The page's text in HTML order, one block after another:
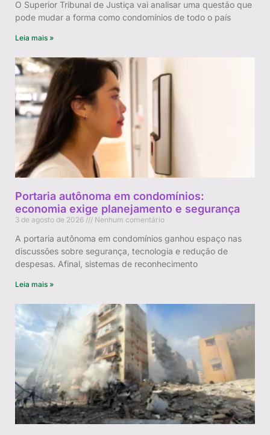
O Superior Tribunal de Justiça vai analisar uma questão que
pode mudar a forma como condomínios de todo o país
Leia mais »
Portaria autônoma em condomínios:
economia exige planejamento e segurança
3 de agosto de 2026 Nenhum comentário
A portaria autônoma em condomínios ganhou espaço nas
discussões sobre segurança, tecnologia e redução de
despesas. Afinal, sistemas de reconhecimento
Leia mais »